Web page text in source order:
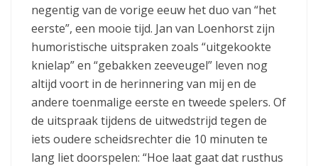
negentig van de vorige eeuw het duo van “het
eerste”, een mooie tijd. Jan van Loenhorst zijn
humoristische uitspraken zoals “uitgekookte
knielap” en “gebakken zeeveugel” leven nog
altijd voort in de herinnering van mij en de
andere toenmalige eerste en tweede spelers. Of
de uitspraak tijdens de uitwedstrijd tegen de
iets oudere scheidsrechter die 10 minuten te
lang liet doorspelen: “Hoe laat gaat dat rusthus